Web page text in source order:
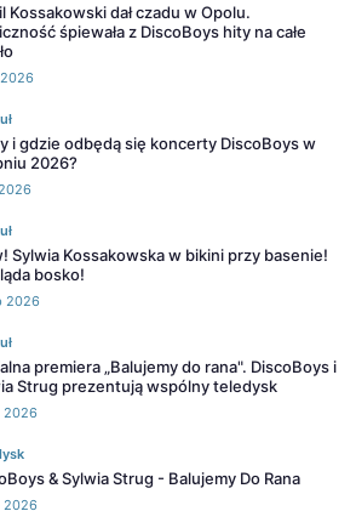
Kossakowski dał czadu w Opolu.
śpiewała z DiscoBoys hity na całe
i gdzie odbędą się koncerty DiscoBoys w
2026?
Sylwia Kossakowska w bikini przy basenie!
bosko!
2026
premiera „Balujemy do rana". DiscoBoys i
Strug prezentują wspólny teledysk
2026
& Sylwia Strug - Balujemy Do Rana
2026